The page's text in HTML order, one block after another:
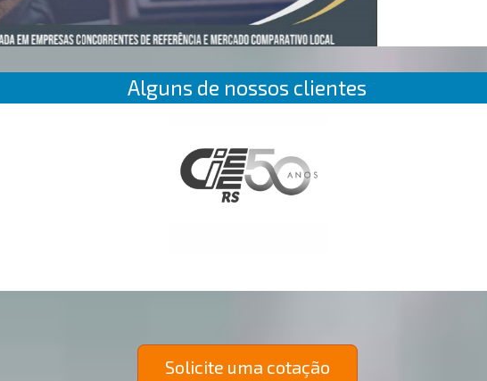
Alguns de nossos clientes
Solicite uma cotação